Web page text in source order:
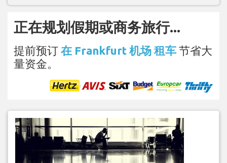
正在规划假期或商务旅行...
提前预订 在 Frankfurt 机场 租车 节省大
量资金。